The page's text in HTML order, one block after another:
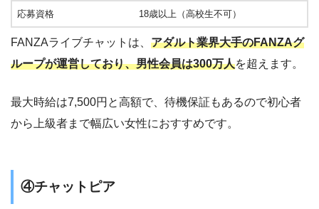
応募資格 18歳以上（高校生不可）
FANZAライブチャットは、 アダルト業界大手のFANZAグ
ループが運営しており、男性会員は300万人を超えます。
最大時給は7,500円と高額で、待機保証もあるので初心者
から上級者まで幅広い女性におすすめです。
④チャットピア